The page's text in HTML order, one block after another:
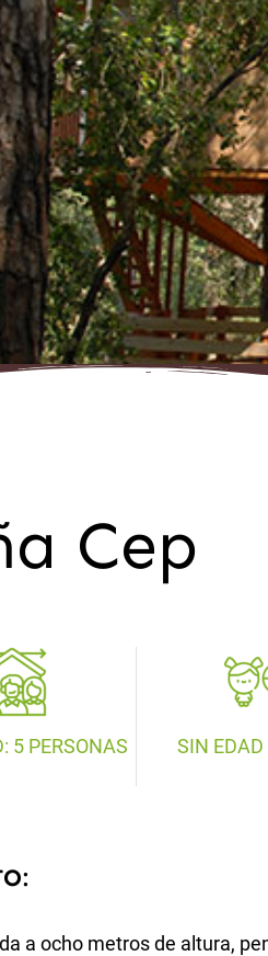
Cep
5 PERSONAS SIN
a ocho metros de altura,